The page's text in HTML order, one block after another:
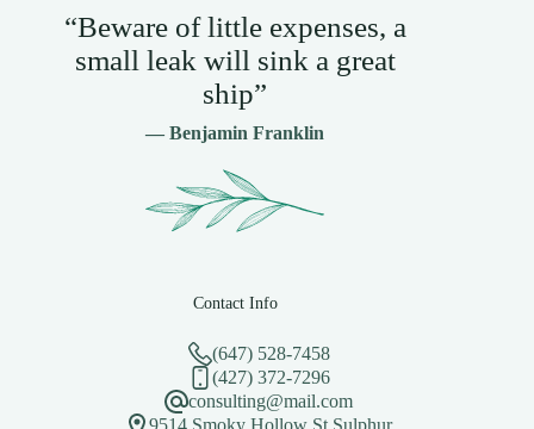
“Beware of little expenses, a
small leak will sink a great
ship”
— Benjamin Franklin
Contact Info
(647) 528-7458
(427) 372-7296
consulting@mail.com
9514 Smoky Hollow St.Sulphur